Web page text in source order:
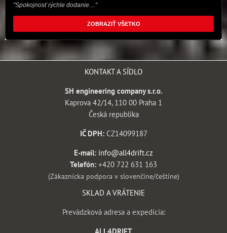
"Spokojnosť rýchle dodanie...."
ZOBRAZIŤ VŠETKO
KONTAKT A SÍDLO
SH engineering company s.r.o.
Kaprova 42/14, 110 00 Praha 1
Česká republika
IČ DPH:CZ14099187
E-mail: info@all4drift.cz
Telefón: +420 722 631 163
(Zákaznícka podpora v slovenčine/češtine)
SKLAD A VRÁTENIE
Prevádzková adresa a expedícia:
ALL4DRIFT